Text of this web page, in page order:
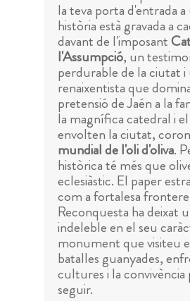
la teva porta d'entrada
història està gravada a
davant de l'imposant
l'Assumpció, un
perdurable de la ciutat i
renaixentista que
pretensió de Jaén a la
la magnífica catedral i
envolten la ciutat,
mundial de l'oli d'oliva.
històrica té més que
eclesiàstic. El paper
com a fortalesa
Reconquesta ha deixat
indeleble en el seu
monument que visiteu
batalles guanyades,
cultures i la convivència
seguir.